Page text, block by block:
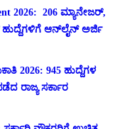
2026: 206 ಮ್ಯಾನೇಜರ್,
ಆನ್‌ಲೈನ್ ಅರ್ಜಿ
2026: 945 ಹುದ್ದೆಗಳ
ರಾಜ್ಯ ಸರ್ಕಾರ